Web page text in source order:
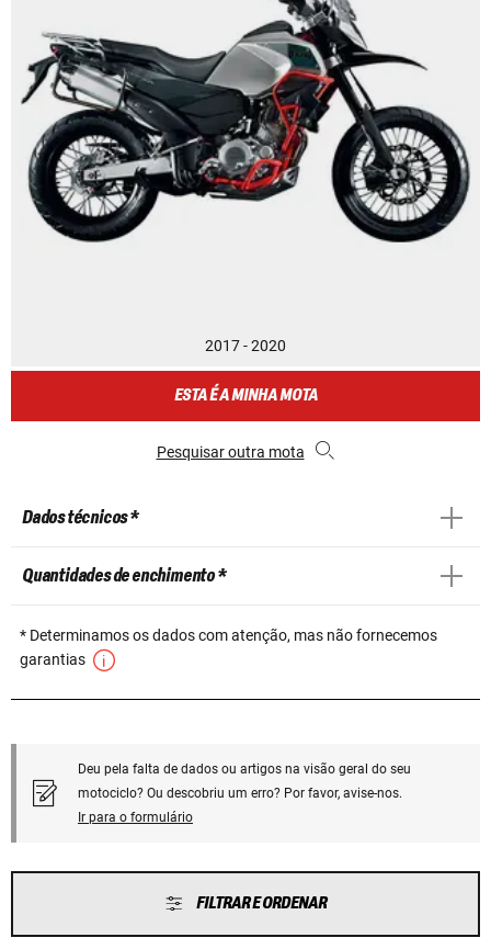
2017 - 2020
ESTA É A MINHA MOTA
Pesquisar outra mota
Dados técnicos *
Quantidades de enchimento *
* Determinamos os dados com atenção, mas não fornecemos
garantias
Deu pela falta de dados ou artigos na visão geral do seu
motociclo? Ou descobriu um erro? Por favor, avise-nos.
Ir para o formulário
FILTRAR E ORDENAR